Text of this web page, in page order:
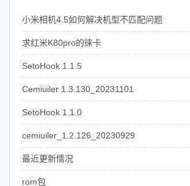
小米相机4.5如何解决机型不匹配问题
求红米K80pro的徕卡
SetoHook 1.1.5
Cemiuiler 1.3.130_20231101
SetoHook 1.1.0
cemiuiler_1.2.126_20230929
最近更新情况
rom包